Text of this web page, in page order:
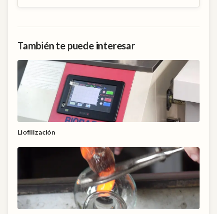
También te puede interesar
Liofilización